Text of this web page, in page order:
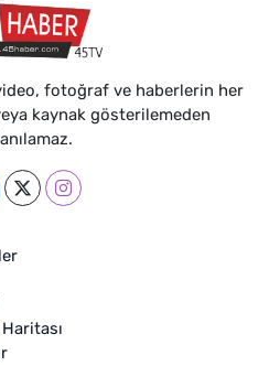
fotoğraf ve haberlerin her
kaynak gösterilemeden